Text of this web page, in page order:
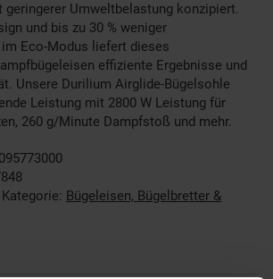
geringerer Umweltbelastung konzipiert.
und bis zu 30 % weniger
im Eco-Modus liefert dieses
effiziente Ergebnisse und
Unsere Durilium Airglide-Bügelsohle
Leistung mit 2800 W Leistung für
260 g/Minute Dampfstoß und mehr.
Bügeleisen, Bügelbretter &